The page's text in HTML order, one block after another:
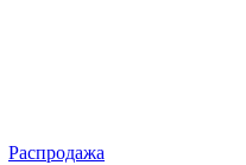
Распродажа